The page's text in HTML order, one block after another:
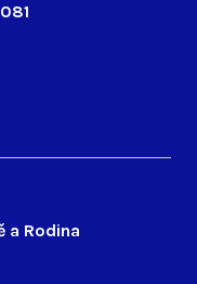
a Rodina